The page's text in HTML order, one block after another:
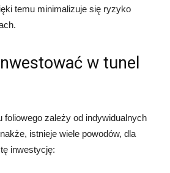
temu minimalizuje się ryzyko
w tunel
foliowego zależy od indywidualnych
istnieje wiele powodów, dla
inwestycję: